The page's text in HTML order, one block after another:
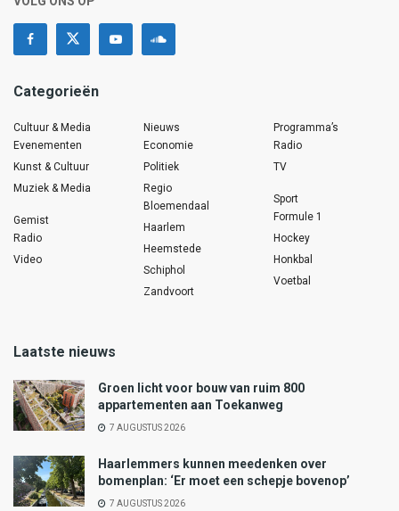
Categorieën
Cultuur & Media
Evenementen
Kunst & Cultuur
Muziek & Media
Gemist
Radio
Video
Nieuws
Economie
Politiek
Regio
Bloemendaal
Haarlem
Heemstede
Schiphol
Zandvoort
Programma’s
Radio
TV
Sport
Formule 1
Hockey
Honkbal
Voetbal
Laatste nieuws
Groen licht voor bouw van ruim 800
appartementen aan Toekanweg
7 AUGUSTUS 2026
Haarlemmers kunnen meedenken over
bomenplan: ‘Er moet een schepje bovenop’
7 AUGUSTUS 2026